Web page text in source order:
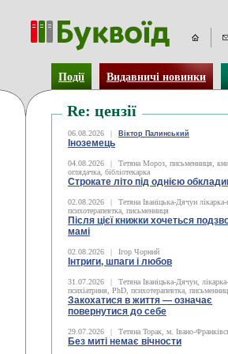
Події Видавничі новинки
Re: цензії
06.08.2026 | Віктор Палинський
Іноземець
04.08.2026 |
Тетяна Мороз, письменниця,
оглядачка, бібліотекарка
Строкате літо під однією
02.08.2026 |
Тетяна Іваніцька-Дячун лікарка-
психотерапевтка, письменниця
Після цієї книжки хочеться
мамі
02.08.2026 | Ігор Чорний
Інтриги, шпаги і любов
31.07.2026 |
Тетяна Іваніцька-Дячун, лікарка-
психіатриня, PhD, психотерапевтка,
Закохатися в життя — означає
повернутися до себе
29.07.2026 | Тетяна Торак, м. Івано-
Без миті немає вічности